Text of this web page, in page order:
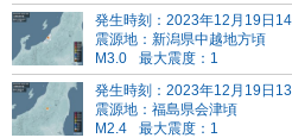
発生時刻：2023年12月19日
震源地：新潟県中越地方頃
M3.0
最大震度：1
発生時刻：2023年12月19日
震源地：福島県会津頃
M2.4
最大震度：1